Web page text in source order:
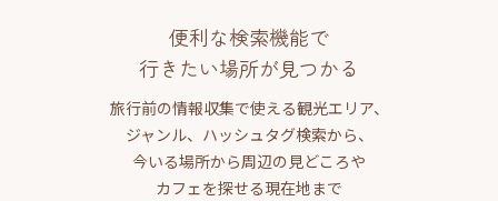
便利な検索機能で
行きたい場所が見つかる
旅行前の情報収集で使える観光エリア、
ジャンル、ハッシュタグ検索から、
今いる場所から周辺の見どころや
カフェを探せる現在地まで